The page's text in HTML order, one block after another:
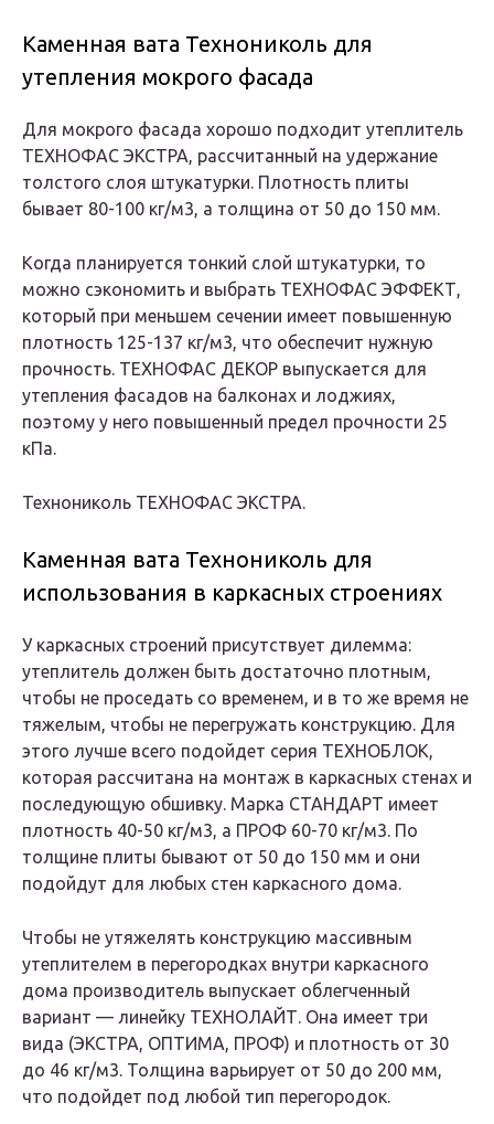
Каменная вата Технониколь для
утепления мокрого фасада
Для мокрого фасада хорошо подходит утеплитель
ТЕХНОФАС ЭКСТРА, рассчитанный на удержание
толстого слоя штукатурки. Плотность плиты
бывает 80-100 кг/м3, а толщина от 50 до 150 мм.
Когда планируется тонкий слой штукатурки, то
можно сэкономить и выбрать ТЕХНОФАС ЭФФЕКТ,
который при меньшем сечении имеет повышенную
плотность 125-137 кг/м3, что обеспечит нужную
прочность. ТЕХНОФАС ДЕКОР выпускается для
утепления фасадов на балконах и лоджиях,
поэтому у него повышенный предел прочности 25
кПа.
Технониколь ТЕХНОФАС ЭКСТРА.
Каменная вата Технониколь для
использования в каркасных строениях
У каркасных строений присутствует дилемма:
утеплитель должен быть достаточно плотным,
чтобы не проседать со временем, и в то же время не
тяжелым, чтобы не перегружать конструкцию. Для
этого лучше всего подойдет серия ТЕХНОБЛОК,
которая рассчитана на монтаж в каркасных стенах и
последующую обшивку. Марка СТАНДАРТ имеет
плотность 40-50 кг/м3, а ПРОФ 60-70 кг/м3. По
толщине плиты бывают от 50 до 150 мм и они
подойдут для любых стен каркасного дома.
Чтобы не утяжелять конструкцию массивным
утеплителем в перегородках внутри каркасного
дома производитель выпускает облегченный
вариант — линейку ТЕХНОЛАЙТ. Она имеет три
вида (ЭКСТРА, ОПТИМА, ПРОФ) и плотность от 30
до 46 кг/м3. Толщина варьирует от 50 до 200 мм,
что подойдет под любой тип перегородок.